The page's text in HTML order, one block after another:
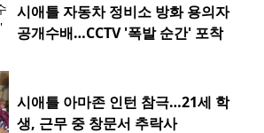
시애틀 자동차 정비소 방화 용의자
공개수배…CCTV '폭발 순간' 포착
시애틀 아마존 인턴 참극…21세 학
생, 근무 중 창문서 추락사